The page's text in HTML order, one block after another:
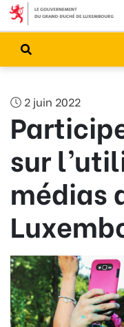
2 juin 2022
sur
médias